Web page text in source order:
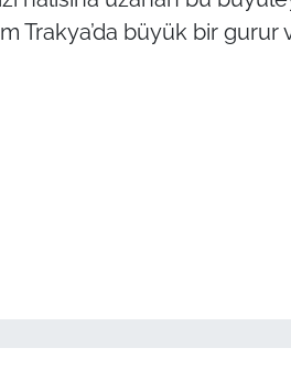
Trakya’da büyük bir gurur